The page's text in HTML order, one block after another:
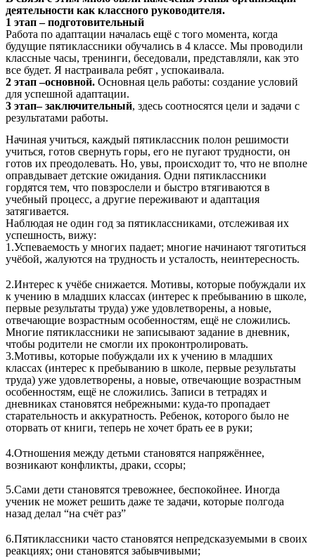
деятельности как классного руководителя.
1 этап – подготовительный
Работа по адаптации началась ещё с того момента, когда
будущие пятиклассники обучались в 4 классе. Мы проводили
классные часы, тренинги, беседовали, представляли, как это
все будет. Я настраивала ребят , успокаивала.
2 этап –основной. Основная цель работы: создание условий
для успешной адаптации.
3 этап– заключительный, здесь соотносятся цели и задачи с
результатами работы.
Начиная учиться, каждый пятиклассник полон решимости
учиться, готов свернуть горы, его не пугают трудности, он
готов их преодолевать. Но, увы, происходит то, что не вполне
оправдывает детские ожидания. Одни пятиклассники
гордятся тем, что повзрослели и быстро втягиваются в
учебный процесс, а другие переживают и адаптация
затягивается.
Наблюдая не один год за пятиклассниками, отслеживая их
успешность, вижу:
1.Успеваемость у многих падает; многие начинают тяготиться
учёбой, жалуются на трудность и усталость, неинтересность.
2.Интерес к учёбе снижается. Мотивы, которые побуждали их
к учению в младших классах (интерес к пребыванию в школе,
первые результаты труда) уже удовлетворены, а новые,
отвечающие возрастным особенностям, ещё не сложились.
Многие пятиклассники не записывают задание в дневник,
чтобы родители не смогли их проконтролировать.
3.Мотивы, которые побуждали их к учению в младших
классах (интерес к пребыванию в школе, первые результаты
труда) уже удовлетворены, а новые, отвечающие возрастным
особенностям, ещё не сложились. Записи в тетрадях и
дневниках становятся небрежными: куда-то пропадает
старательность и аккуратность. Ребенок, которого было не
оторвать от книги, теперь не хочет брать ее в руки;
4.Отношения между детьми становятся напряжённее,
возникают конфликты, драки, ссоры;
5.Сами дети становятся тревожнее, беспокойнее. Иногда
ученик не может решить даже те задачи, которые полгода
назад делал “на счёт раз”
6.Пятиклассники часто становятся непредсказуемыми в своих
реакциях; они становятся забывчивыми;